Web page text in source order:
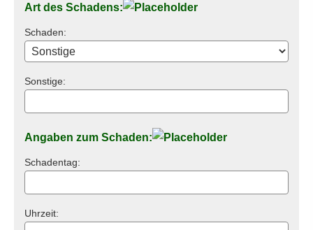
Art des Schadens:
Schaden:
Sonstige:
Angaben zum Schaden:
Schadentag:
Uhrzeit: